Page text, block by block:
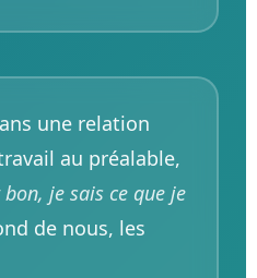
une relation
au préalable,
bon, je sais ce que je
de nous, les